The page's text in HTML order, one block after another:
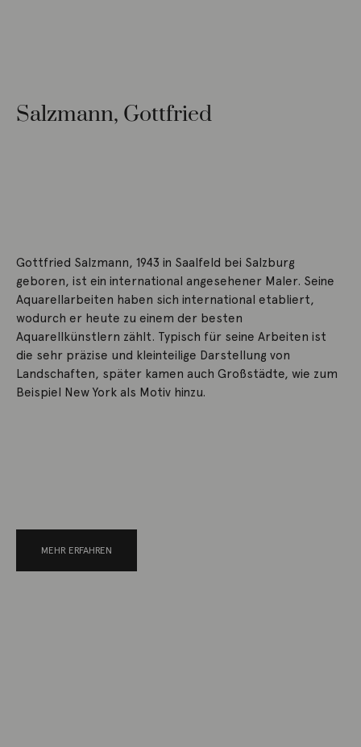
Salzmann, Gottfried
Gottfried Salzmann, 1943 in Saalfeld bei Salzburg
geboren, ist ein international angesehener Maler. Seine
Aquarellarbeiten haben sich international etabliert,
wodurch er heute zu einem der besten
Aquarellkünstlern zählt. Typisch für seine Arbeiten ist
die sehr präzise und kleinteilige Darstellung von
Landschaften, später kamen auch Großstädte, wie zum
Beispiel New York als Motiv hinzu.
MEHR ERFAHREN